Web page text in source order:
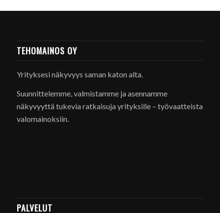
TEHOMAINOS OY
Yrityksesi näkyvyys saman katon alta.
Suunnittelemme, valmistamme ja asennamme
näkyvyyttä tukevia ratkaisuja yrityksille – työvaatteista
valomainoksiin.
PALVELUT